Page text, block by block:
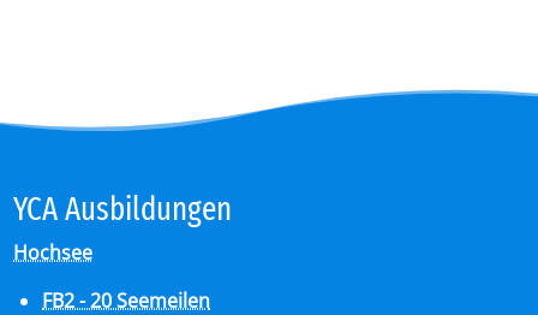
YCA Aus­bil­dun­gen
Hochsee
FB2 - 20 Seemeilen